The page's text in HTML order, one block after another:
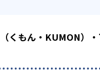
くもん・KUMON）